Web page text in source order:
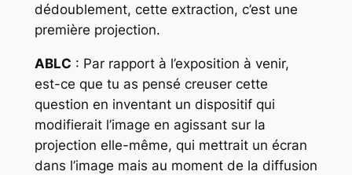
dédoublement, cette extraction, c’est une
première projection.
ABLC : Par rapport à l’exposition à venir,
est-ce que tu as pensé creuser cette
question en inventant un dispositif qui
modifierait l’image en agissant sur la
projection elle-même, qui mettrait un écran
dans l’image mais au moment de la diffusion